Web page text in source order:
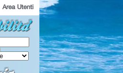
Area Utenti